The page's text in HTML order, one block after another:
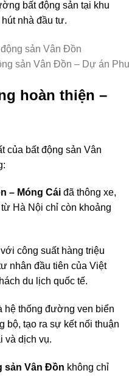
bất động sản tại khu
nhà đầu tư.
sản Vân Đồn – Dự án
hoàn thiện –
của bất động sản Vân
– Móng Cáiđã thông xe,
Hà Nội chỉ còn khoảng
với công suất hàng triệu
nhân đầu tiên của Việt
du lịch quốc tế.
hệ thống đường ven biển
bộ, tạo ra sự kết nối thuận
và dịch vụ.
sản Vân Đồn không chỉ